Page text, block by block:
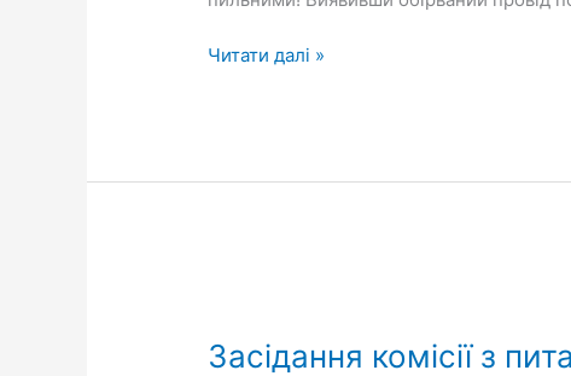
Читати далі »
Засідання комісії з
з